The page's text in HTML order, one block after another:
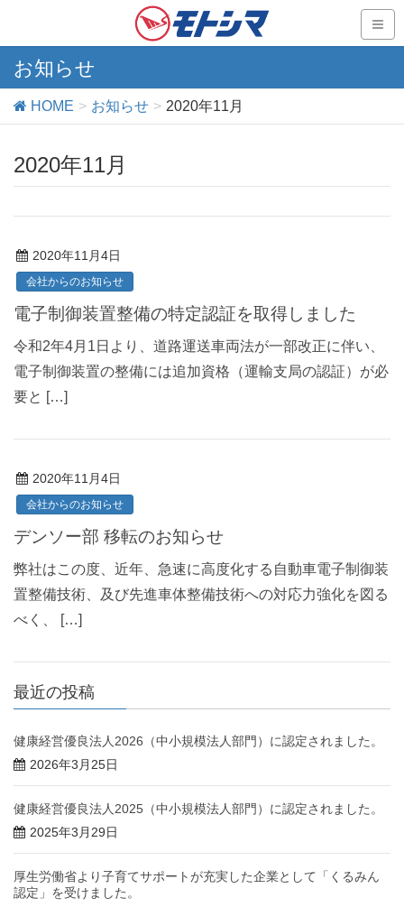
お知らせ
HOME お知らせ 2020年11月
2020年11月
2020年11月4日
会社からのお知らせ
電子制御装置整備の特定認証を取得しました
令和2年4月1日より、道路運送車両法が一部改正に伴い、
電子制御装置の整備には追加資格（運輸支局の認証）が必
要と […]
2020年11月4日
会社からのお知らせ
デンソー部 移転のお知らせ
弊社はこの度、近年、急速に高度化する自動車電子制御装
置整備技術、及び先進車体整備技術への対応力強化を図る
べく、 […]
最近の投稿
健康経営優良法人2026（中小規模法人部門）に認定されました。
2026年3月25日
健康経営優良法人2025（中小規模法人部門）に認定されました。
2025年3月29日
厚生労働省より子育てサポートが充実した企業として「くるみん
認定」を受けました。